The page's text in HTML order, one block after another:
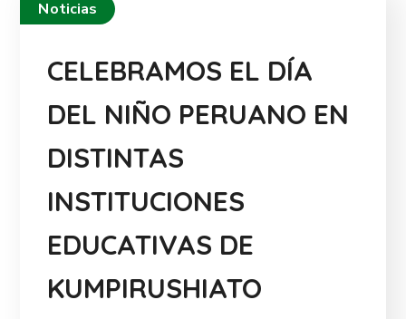
Noticias
CELEBRAMOS EL DÍA
DEL NIÑO PERUANO EN
DISTINTAS
INSTITUCIONES
EDUCATIVAS DE
KUMPIRUSHIATO